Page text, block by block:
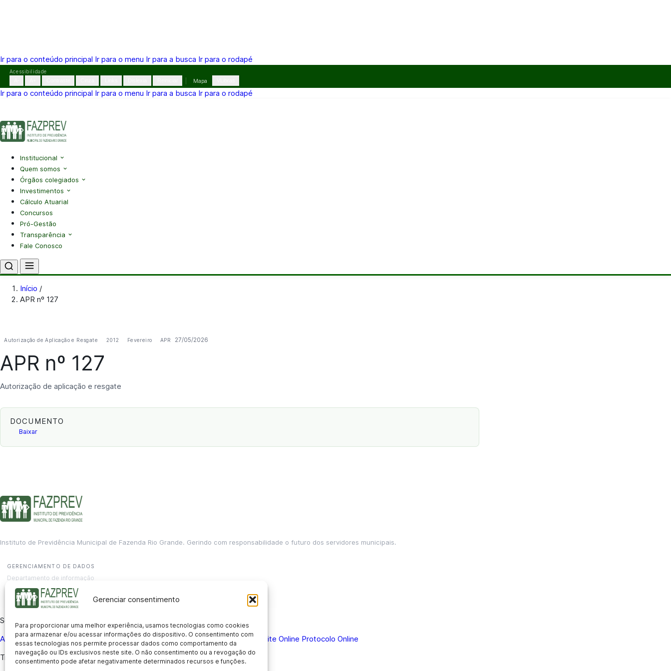
Gerenciar consentimento
Para proporcionar uma melhor experiência, usamos tecnologias como cookies
para armazenar e/ou acessar informações do dispositivo. O consentimento com
essas tecnologias nos permite processar dados como comportamento da
navegação ou IDs exclusivos neste site. O não consentimento ou a revogação do
consentimento pode afetar negativamente determinados recursos e funções.
Ir para o conteúdo principal Ir para o menu Ir para a busca Ir para o rodapé
Pular
o
Acessibilidade
Mapa
Ir para o conteúdo principal Ir para o menu Ir para a busca Ir para o rodapé
Institucional
Quem somos
Órgãos colegiados
Investimentos
Cálculo Atuarial
Concursos
Pró-Gestão
Transparência
Fale Conosco
Início /
APR nº 127
Autorização de Aplicação e Resgate 2012 Fevereiro APR 27/05/2026
APR nº 127
Autorização de aplicação e resgate
DOCUMENTO
Baixar
Instituto de Previdência Municipal de Fazenda Rio Grande. Gerindo com responsabilidade o futuro dos servidores municipais.
GERENCIAMENTO DE DADOS
Departamento de informação
contato@fazprev.pr.gov.br
(41) 3995-2146
Serviços
Aposentadoria Pensão por Morte Benefício por Invalidez Auxílio Doença Holerite Online Protocolo Online
Transparência